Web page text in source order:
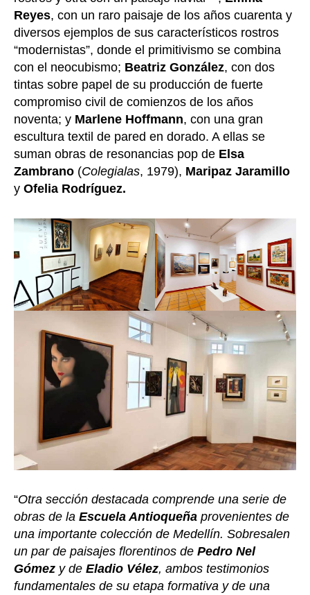
Reyes, con un raro paisaje de los años cuarenta y
diversos ejemplos de sus característicos rostros
“modernistas”, donde el primitivismo se combina
con el neocubismo; Beatriz González, con dos
tintas sobre papel de su producción de fuerte
compromiso civil de comienzos de los años
noventa; y Marlene Hoffmann, con una gran
escultura textil de pared en dorado. A ellas se
suman obras de resonancias pop de Elsa
Zambrano (Colegialas, 1979), Maripaz Jaramillo
y Ofelia Rodríguez.
“Otra sección destacada comprende una serie de
obras de la Escuela Antioqueña provenientes de
una importante colección de Medellín. Sobresalen
un par de paisajes florentinos de Pedro Nel
Gómez y de Eladio Vélez, ambos testimonios
fundamentales de su etapa formativa y de una